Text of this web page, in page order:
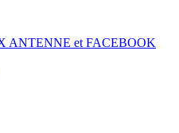
ANTENNE et FACEBOOK